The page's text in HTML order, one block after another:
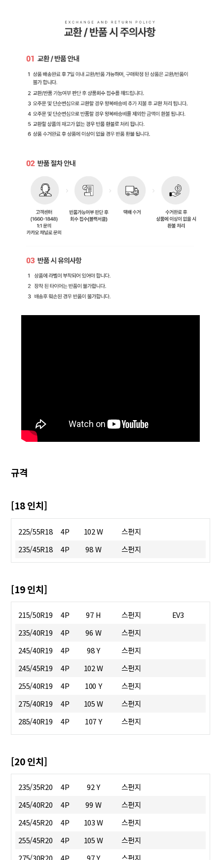
규격
[18 인치]
225/55R18 4P 102 W
스펀지
235/45R18
4P 98 W 스펀지
[19 인치]
215/50R19 4P 97 H 스펀지
EV3
235/40R19
4P 96 W
스펀지
245/40R19
4P 98 Y
스펀지
245/45R19
4P 102 W
스펀지
255/40R19
4P 100 Y
스펀지
275/40R19
4P 105 W
스펀지
285/40R19
4P 107 Y 스펀지
[20 인치]
235/35R20 4P 92 Y
스펀지
245/40R20
4P 99 W
스펀지
245/45R20
4P 103 W
스펀지
255/45R20
4P 105 W
스펀지